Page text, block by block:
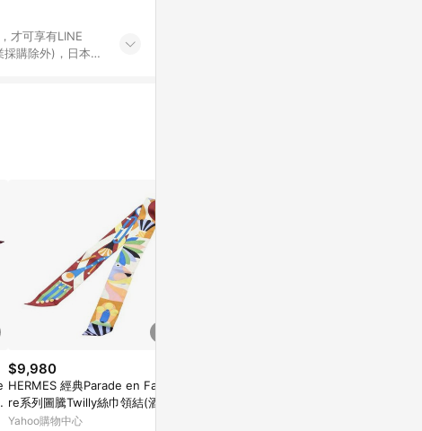
才可享有LINE
購除外)，日本代
儲值點數、點
包 。 《7》LINE
品資料更新會有
為準！
$9,980
HERMES 經典Parade en Fanfa
re系列圖騰Twilly絲巾領結(酒紅/
黃色)
Yahoo購物中心